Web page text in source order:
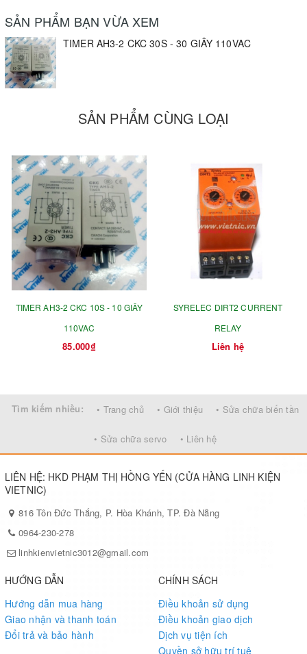
SẢN PHẨM BẠN VỪA XEM
TIMER AH3-2 CKC 30S - 30 GIÂY 110VAC
SẢN PHẨM CÙNG LOẠI
TIMER AH3-2 CKC 10S - 10 GIÂY
110VAC
85.000₫
SYRELEC DIRT2 CURRENT
RELAY
Liên hệ
Tìm kiếm nhiều: • Trang chủ • Giới thiệu • Sửa chữa biến tần
• Sửa chữa servo • Liên hệ
LIÊN HỆ: HKD PHẠM THỊ HỒNG YẾN (CỬA HÀNG LINH KIỆN
VIETNIC)
816 Tôn Đức Thắng, P. Hòa Khánh, TP. Đà Nẵng
0964-230-278
linhkienvietnic3012@gmail.com
HƯỚNG DẪN
Hướng dẫn mua hàng
Giao nhận và thanh toán
Đổi trả và bảo hành
CHÍNH SÁCH
Điều khoản sử dụng
Điều khoản giao dịch
Dịch vụ tiện ích
Quyền sở hữu trí tuệ